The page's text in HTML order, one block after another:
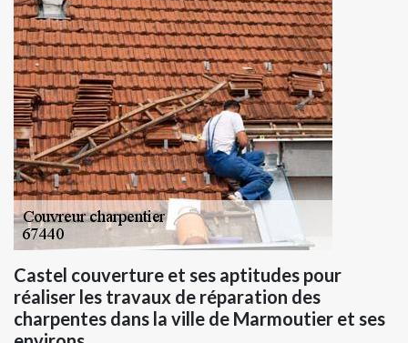
Castel couverture et ses aptitudes pour
réaliser les travaux de réparation des
charpentes dans la ville de Marmoutier et ses